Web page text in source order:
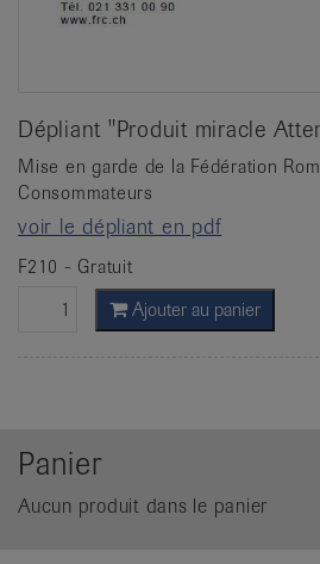
Dépliant "Produit miracle
Mise en garde de la Fédération
Consommateurs
voir le dépliant en pdf
F210 - Gratuit
Ajouter au panier
Panier
Aucun produit dans le panier